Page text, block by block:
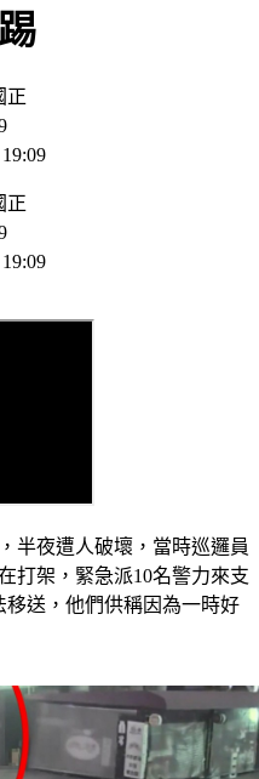
半夜遭人破壞，當時巡邏員
打架，緊急派10名警力來支
送，他們供稱因為一時好